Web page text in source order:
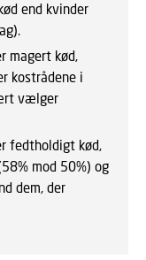
end kvinder
magert kød,
kostrådene i
vælger
fedtholdigt kød,
mod 50%) og
dem, der